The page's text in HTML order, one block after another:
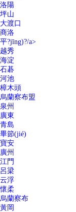
洛陽
坪山
大渡口
商洛
平?jīng)?/a>
越秀
海淀
石碁
河池
樟木頭
烏蘭察布盟
泉州
廣東
青島
畢節(jié)
寶安
廣州
江門
呂梁
云浮
懷柔
烏蘭察布
黃岡